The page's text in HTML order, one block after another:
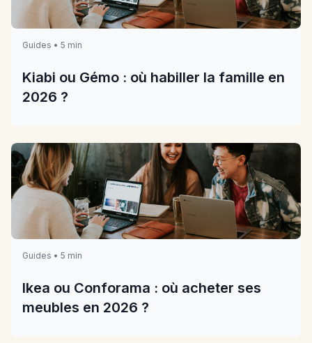
Guides • 5 min
Kiabi ou Gémo : où habiller la famille en
2026 ?
Guides • 5 min
Ikea ou Conforama : où acheter ses
meubles en 2026 ?